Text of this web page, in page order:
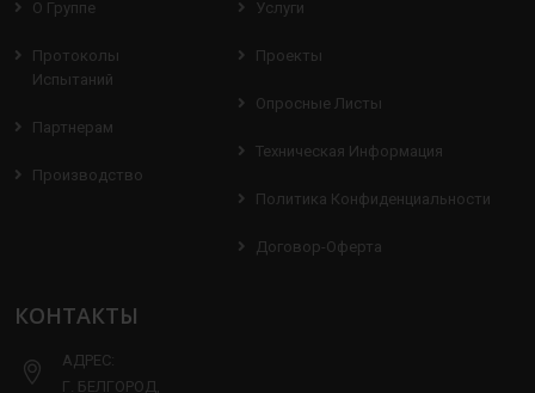
О Группе
Протоколы
Испытаний
Партнерам
Производство
Услуги
Проекты
Опросные Листы
Техническая Информация
Политика Конфиденциальности
Договор-Оферта
КОНТАКТЫ
АДРЕС:
Г. БЕЛГОРОД,